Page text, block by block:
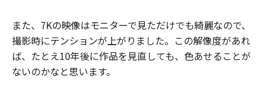
また、7Kの映像はモニターで見ただけでも綺麗なので、
撮影時にテンションが上がりました。この解像度があれ
ば、たとえ10年後に作品を見直しても、色あせることが
ないのかなと思います。